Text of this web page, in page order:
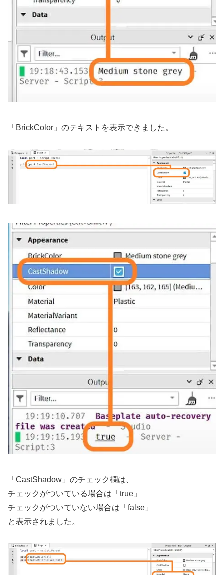
「BrickColor」のテキストを表示できました。
「CastShadow」のチェック欄は、
チェックがついている場合は「true」
チェックがついていない場合は「false」
と表示されました。